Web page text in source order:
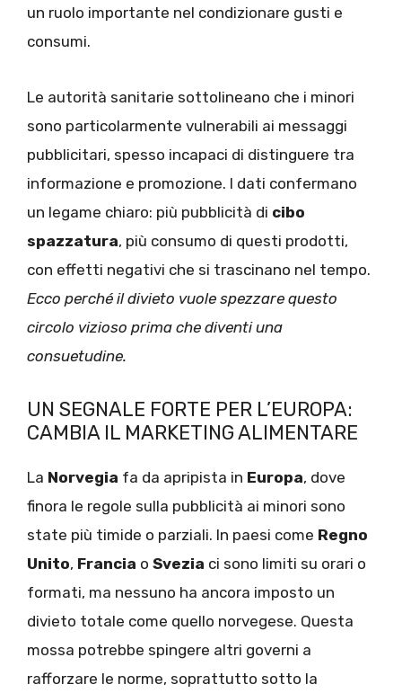
un ruolo importante nel condizionare gusti e
consumi.
Le autorità sanitarie sottolineano che i minori
sono particolarmente vulnerabili ai messaggi
pubblicitari, spesso incapaci di distinguere tra
informazione e promozione. I dati confermano
un legame chiaro: più pubblicità di cibo
spazzatura, più consumo di questi prodotti,
con effetti negativi che si trascinano nel tempo.
Ecco perché il divieto vuole spezzare questo
circolo vizioso prima che diventi una
consuetudine.
UN SEGNALE FORTE PER L’EUROPA:
CAMBIA IL MARKETING ALIMENTARE
La Norvegia fa da apripista in Europa, dove
finora le regole sulla pubblicità ai minori sono
state più timide o parziali. In paesi come Regno
Unito, Francia o Svezia ci sono limiti su orari o
formati, ma nessuno ha ancora imposto un
divieto totale come quello norvegese. Questa
mossa potrebbe spingere altri governi a
rafforzare le norme, soprattutto sotto la